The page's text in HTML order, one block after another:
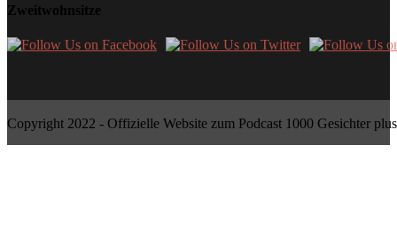
Zweitwohnsitze
Copyright 2022 - Offizielle Website zum Podcast 1000 Gesichter